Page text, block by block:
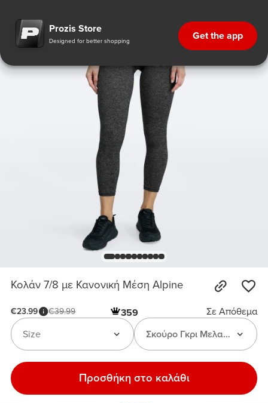
Prozis Store
Designed for better shopping Get the app
Κολάν 7/8 με Κανονική Μέση Alpine
€23.99 €39.99 359
Σε Απόθεμα
Σκούρο Γκρι Μελανζέ
Size
Προσθήκη στο καλάθι